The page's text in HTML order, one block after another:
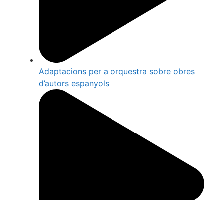
Adaptacions per a orquestra sobre obres
d’autors espanyols